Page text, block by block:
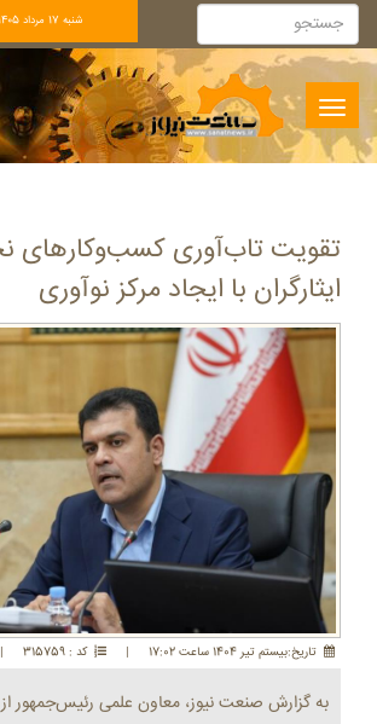
شنبه 17 مرداد 1405
Toggle
navigation
تقویت تاب‌آوری کسب‌وکارهای
ایثارگران با ایجاد مرکز نوآوری
تاريخ:بيستم تير 1404 ساعت 17:02 | کد : 315759 |
به گزارش صنعت نیوز، معاون علمی رئیس‌جمهور